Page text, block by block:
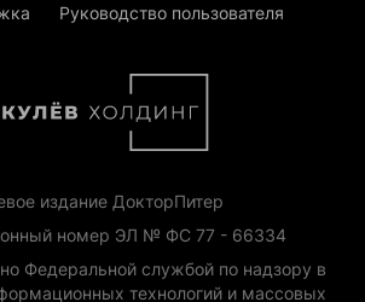
Руководство пользователя
издание ДокторПитер
номер ЭЛ № ФС 77 - 66334
Федеральной службой по надзору в
технологий и массовых